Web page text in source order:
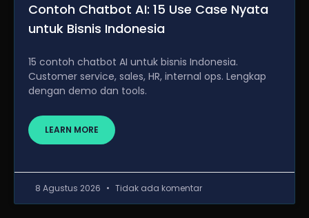
Contoh Chatbot AI: 15 Use Case Nyata
untuk Bisnis Indonesia
15 contoh chatbot AI untuk bisnis Indonesia.
Customer service, sales, HR, internal ops. Lengkap
dengan demo dan tools.
LEARN MORE
8 Agustus 2026 Tidak ada komentar